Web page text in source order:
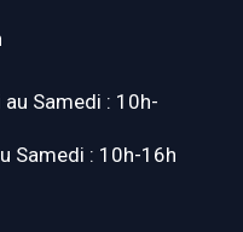
au Samedi : 10h-
Samedi : 10h-16h